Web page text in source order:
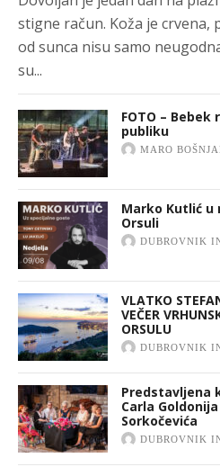
stigne račun. Koža je crvena,
od sunca nisu samo
su...
FOTO –
publiku
MARO
Marko Kutlić u
Orsuli
DUBROVNIK
VLATKO
VEČER
ORSULU
DUBROVNIK
Predstavljena
Carla
Sorkočevića
DUBROVNIK